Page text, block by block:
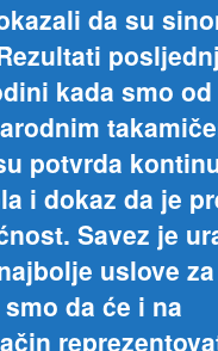
da su
kada smo od
potvrda
i dokaz da je
Savez je
uslove
da će i na